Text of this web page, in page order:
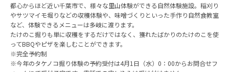
都心からほど近い千葉市で、様々な里山体験ができる自然体験施設。稲刈り
やサツマイモ堀りなどの収穫体験や、味噌づくりといった手作り自然食教室
など、体験できるメニューは多岐に渡ります。
たけのこ掘りも単に収穫をするだけではなく、獲れたばかりのたけのこを使
ってBBQやピザを楽しむことができます。
※完全予約制
※今年のタケノコ掘り体験の予約受付は4月1日（水）0：00からお問合せフ